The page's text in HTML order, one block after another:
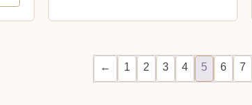
← 1 2 3 4 5 6 7